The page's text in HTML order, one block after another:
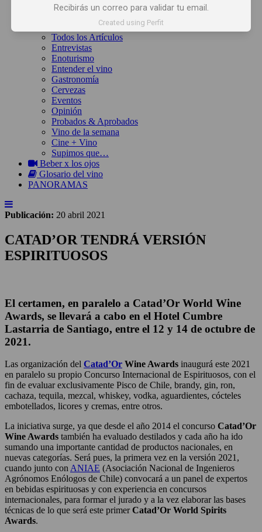
Inicio
Todos los Artículos
Entrevistas
Enoturismo
Entender el vino
Gastronomía
Cervezas
Eventos
Opinión
Probados & Aprobados
Vino de la semana
Cine + Vino
Supimos que…
Beber x los ojos
Glosario del vino
PANORAMAS
Publicación: 20 abril 2021
CATAD’OR TENDRÁ VERSIÓN
ESPIRITUOSOS
El certamen, en paralelo a Catad’Or World Wine
Awards, se llevará a cabo en el Hotel Cumbre
Lastarria de Santiago, entre el 12 y 14 de octubre de
2021.
Las organización del Catad’Or Wine Awards inaugurá este 2021
en paralelo su propio Concurso Internacional de Espirituosos, con el
fin de evaluar exclusivamente Pisco de Chile, brandy, gin, ron,
cachaza, tequila, mezcal, whiskey, vodka, aguardientes, cócteles
embotellados, licores y cremas, entre otros.
La iniciativa surge, ya que desde el año 2014 el concurso Catad’Or
Wine Awards también ha evaluado destilados y cada año ha ido
sumando una importante cantidad de productos nacionales, en
nuevas categorías. Será pues, la primera vez en la versión 2021,
cuando junto con ANIAE (Asociación Nacional de Ingenieros
Agrónomos Enólogos de Chile) convocará a un panel de expertos
en bebidas espirituosas y con experiencia en concursos
internacionales, para formar el jurado y a la vez elaborar las bases
técnicas de lo que será este primerCatad’Or World Spirits
Awards.
Recibirás un correo para validar tu email.
Created using Perfit